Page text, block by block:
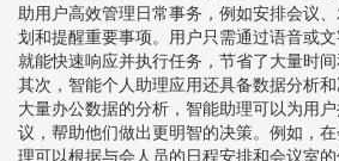
助用户高效管理日常事务，例如安排会议
划和提醒重要事项。用户只需通过语音或
就能快速响应并执行任务，节省了大量时间
其次，智能个人助理应用还具备数据分析
大量办公数据的分析，智能助理可以为用
议，帮助他们做出更明智的决策。例如，
理可以根据与会人员的日程安排和会议室